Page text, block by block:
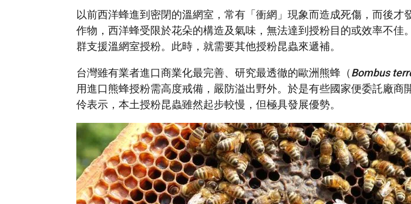
以前西洋蜂進到密閉的溫網室，常有「衝網」現象而造成死傷，而後
作物，西洋蜂受限於花朵的構造及氣味，無法達到授粉目的或效率不
群支援溫網室授粉。此時，就需要其他授粉昆蟲來遞補。
台灣雖有業者進口商業化最完善、研究最透徹的歐洲熊蜂（Bombus
用進口熊蜂授粉需高度戒備，嚴防溢出野外。於是有些國家便委託廠
伶表示，本土授粉昆蟲雖然起步較慢，但極具發展優勢。